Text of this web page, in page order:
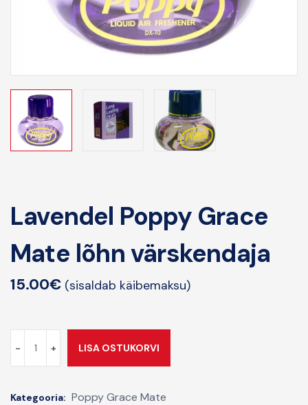
Lavendel Poppy Grace
Mate lõhn värskendaja
15.00€ (sisaldab käibemaksu)
LISA OSTUKORVI
Kategooria: Poppy Grace Mate